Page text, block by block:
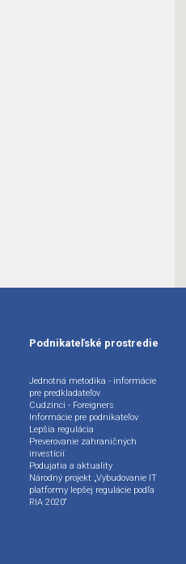
Podnikateľské prostredie
Jednotná metodika - informácie
pre predkladateľov
Cudzinci - Foreigners
Informácie pre podnikateľov
Lepšia regulácia
Preverovanie zahraničných
investícií
Podujatia a aktuality
Národný projekt „Vybudovanie IT
platformy lepšej regulácie podľa
RIA 2020“